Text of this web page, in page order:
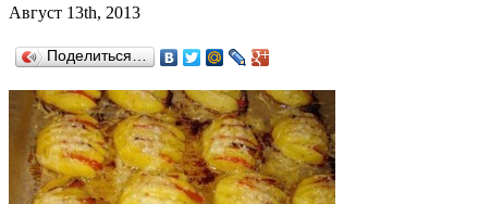
Август 13th, 2013
Поделиться…